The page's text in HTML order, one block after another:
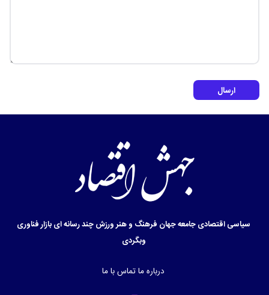
ارسال
سیاسیاقتصادیجامعهجهان فرهنگ و هنرورزشچند رسانه ایبازارفناوری
وبگردی
درباره ماتماس با ما